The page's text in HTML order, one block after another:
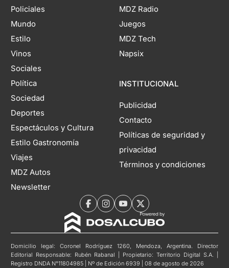
Policiales
Mundo
Estilo
Vinos
Sociales
Política
Sociedad
Deportes
Espectáculos y Cultura
Estilo Gastronomía
Viajes
MDZ Autos
Newsletter
MDZ Radio
Juegos
MDZ Tech
Napsix
INSTITUCIONAL
Publicidad
Contacto
Políticas de seguridad y
privacidad
Términos y condiciones
Domicilio legal: Coronel Rodríguez 1260, Mendoza, Argentina. Director
Editorial Responsable: Rubén Rabanal | Propietario: Territorio Digital S.A. |
Registro DNDA N°11804985 | Nº de Edición 6939 | 08 de agosto de 2026